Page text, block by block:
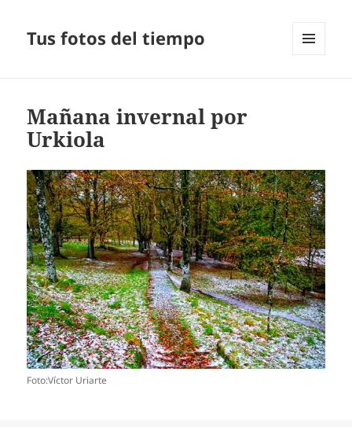
Tus fotos del tiempo
Mañana invernal por
Urkiola
Foto:Víctor Uriarte